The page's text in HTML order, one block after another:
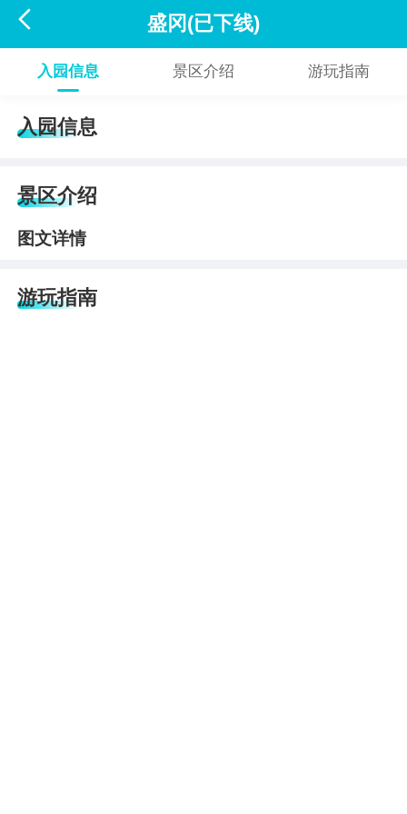
 盛冈(已下线)
入园信息 景区介绍 游玩指南
入园信息
景区介绍
图文详情
游玩指南